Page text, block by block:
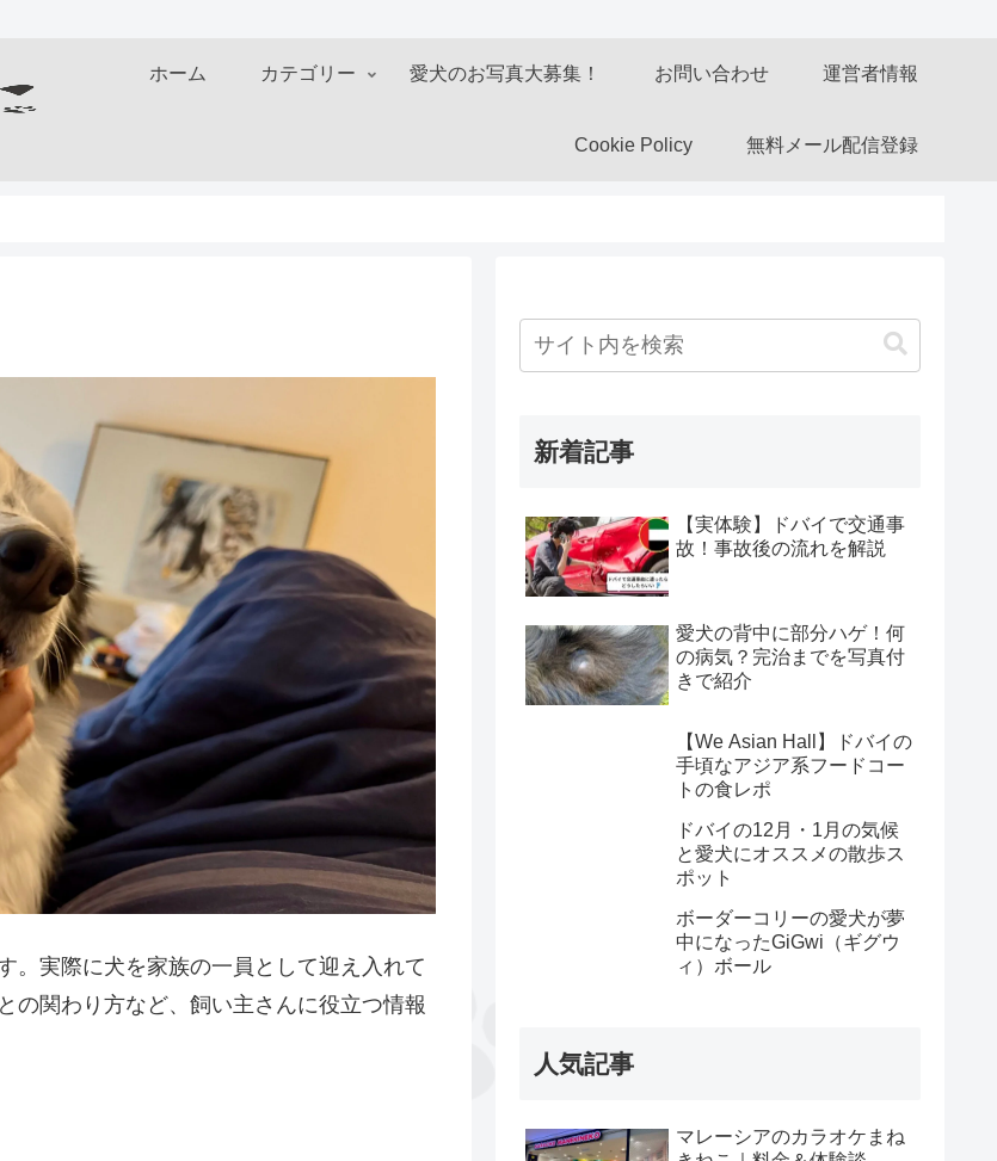
ホーム カテゴリー 愛犬のお写真大募集！ お問い合わせ 運営者情報
Cookie Policy 無料メール配信登録
。実際に犬を家族の一員として迎え入れて
の関わり方など、飼い主さんに役立つ情報
新着記事
【実体験】ドバイで交通事
故！事故後の流れを解説
愛犬の背中に部分ハゲ！何
の病気？完治までを写真付
きで紹介
【We Asian Hall】ドバイの
手頃なアジア系フードコー
トの食レポ
ドバイの12月・1月の気候
と愛犬にオススメの散歩ス
ポット
ボーダーコリーの愛犬が夢
中になったGiGwi（ギグウ
ィ）ボール
人気記事
マレーシアのカラオケまね